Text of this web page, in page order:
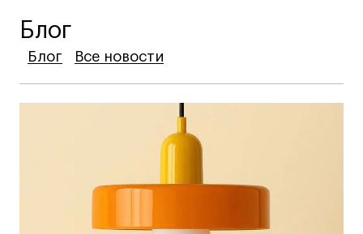
Блог
Блог
Блог
Блог Все новости
Все новости
Все новости